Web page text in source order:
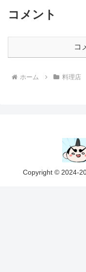
コメント
コ
ホーム 料理店
Copyright © 2024-